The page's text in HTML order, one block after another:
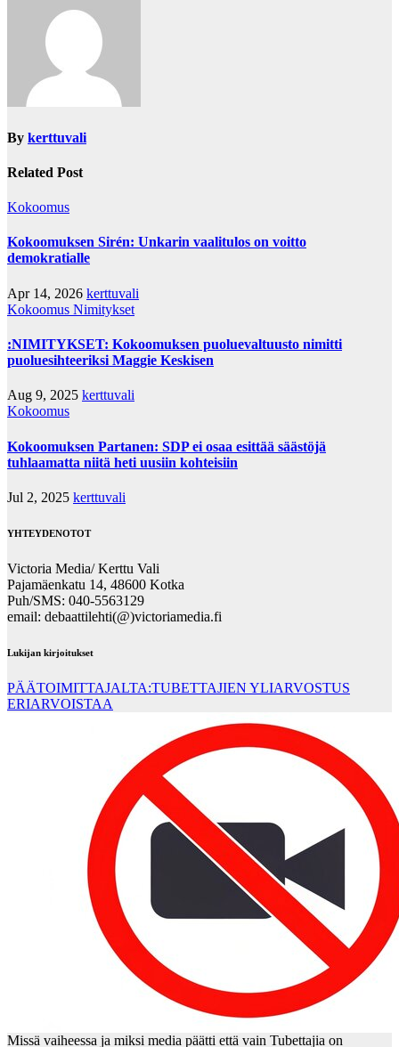
By kerttuvali
Related Post
Kokoomus
Kokoomuksen Sirén: Unkarin vaalitulos on voitto
demokratialle
Apr 14, 2026 kerttuvali
Kokoomus Nimitykset
:NIMITYKSET: Kokoomuksen puoluevaltuusto nimitti
puoluesihteeriksi Maggie Keskisen
Aug 9, 2025 kerttuvali
Kokoomus
Kokoomuksen Partanen: SDP ei osaa esittää säästöjä
tuhlaamatta niitä heti uusiin kohteisiin
Jul 2, 2025 kerttuvali
YHTEYDENOTOT
Victoria Media/ Kerttu Vali
Pajamäenkatu 14, 48600 Kotka
Puh/SMS: 040-5563129
email: debaattilehti(@)victoriamedia.fi
Lukijan kirjoitukset
PÄÄTOIMITTAJALTA:TUBETTAJIEN YLIARVOSTUS
ERIARVOISTAA
Missä vaiheessa ja miksi media päätti että vain Tubettajia on